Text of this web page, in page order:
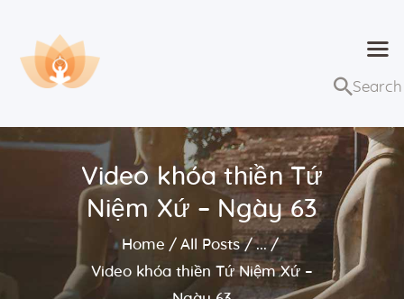
Video khóa thiền Tứ
Niệm Xứ – Ngày 63
Home All Posts
...
Video khóa thiền Tứ Niệm Xứ –
Trang chủ
Bài giảng
Lớp học và sự kiện
Về Dhammaduta